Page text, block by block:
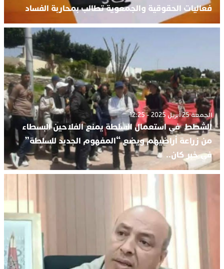
فعاليات الحقوقية والجمعوية تطالب بمحاربة الفساد
الجمعة 25 أبريل 2025 - 12:25
الشطط في استعمال السلطة يمنع الفلاحين البسطاء
من زراعة أراضيهم ويضع “المفهوم الجديد للسلطة”
في خبر كان..